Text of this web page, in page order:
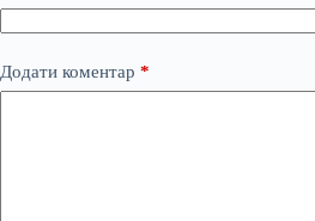
Додати коментар *